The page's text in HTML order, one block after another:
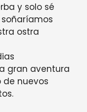
y solo sé
ostra
gran aventura
nuevos